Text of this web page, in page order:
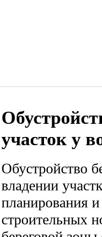
участок у
Обустройство
владении
планирования
строительных